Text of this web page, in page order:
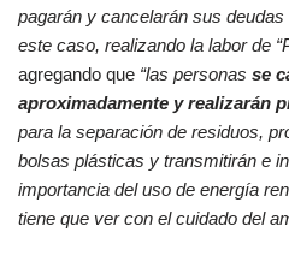
pagarán y cancelarán sus
este caso, realizando la labor de
agregando que “las personas se
aproximadamente y realizarán
para la separación de residuos,
bolsas plásticas y transmitirán e
importancia del uso de energía
tiene que ver con el cuidado del